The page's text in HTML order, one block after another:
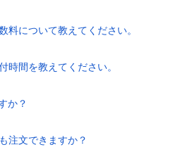
料について教えてください。
時間を教えてください。
か？
注文できますか？